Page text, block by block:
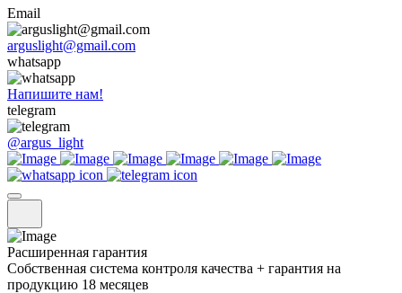
Email
arguslight@gmail.com
whatsapp
Напишите нам!
telegram
@argus_light
Расширенная гарантия
Собственная система контроля качества + гарантия на
продукцию 18 месяцев